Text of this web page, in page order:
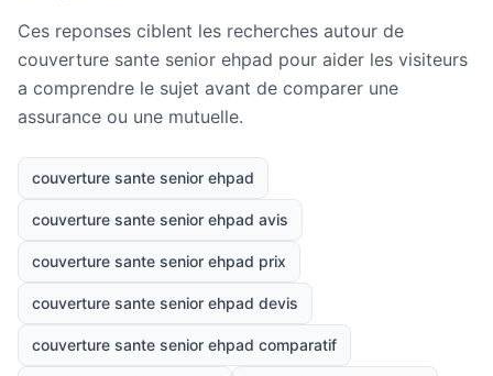
Ces reponses ciblent les recherches autour de
couverture sante senior ehpad pour aider les visiteurs
a comprendre le sujet avant de comparer une
assurance ou une mutuelle.
couverture sante senior ehpad
couverture sante senior ehpad avis
couverture sante senior ehpad prix
couverture sante senior ehpad devis
couverture sante senior ehpad comparatif